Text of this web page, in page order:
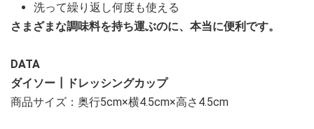
洗って繰り返し何度も使える
さまざまな調味料を持ち運ぶのに、本当に便利です。
DATA
ダイソー┃ドレッシングカップ
商品サイズ：奥行5cm×横4.5cm×高さ4.5cm